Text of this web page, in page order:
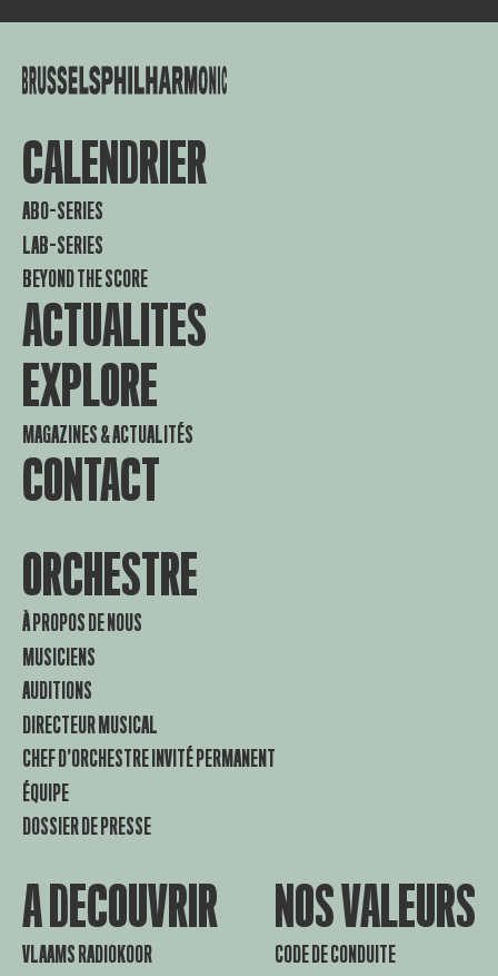
CALENDRIER
ABO-SERIES
LAB-SERIES
BEYOND THE SCORE
ACTUALITES
EXPLORE
MAGAZINES & ACTUALITÉS
CONTACT
ORCHESTRE
À PROPOS DE NOUS
MUSICIENS
AUDITIONS
DIRECTEUR MUSICAL
CHEF D’ORCHESTRE INVITÉ PERMANENT
ÉQUIPE
DOSSIER DE PRESSE
A DECOUVRIR
VLAAMS RADIOKOOR
NOS VALEURS
CODE DE CONDUITE